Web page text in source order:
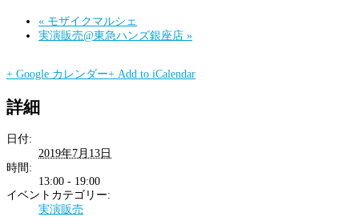
« モザイクマルシェ
実演販売@東急ハンズ銀座店 »
+ Google カレンダー+ Add to iCalendar
詳細
日付:
2019年7月13日
時間:
13:00 - 19:00
イベントカテゴリー:
実演販売